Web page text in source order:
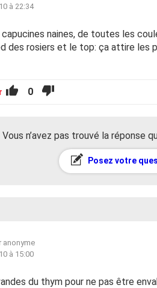
à 22:34
capucines naines, de toutes les
des rosiers et le top: ça attire les
0
Vous n’avez pas trouvé la réponse
Posez votre
anonyme
à 15:00
du thym pour ne pas être